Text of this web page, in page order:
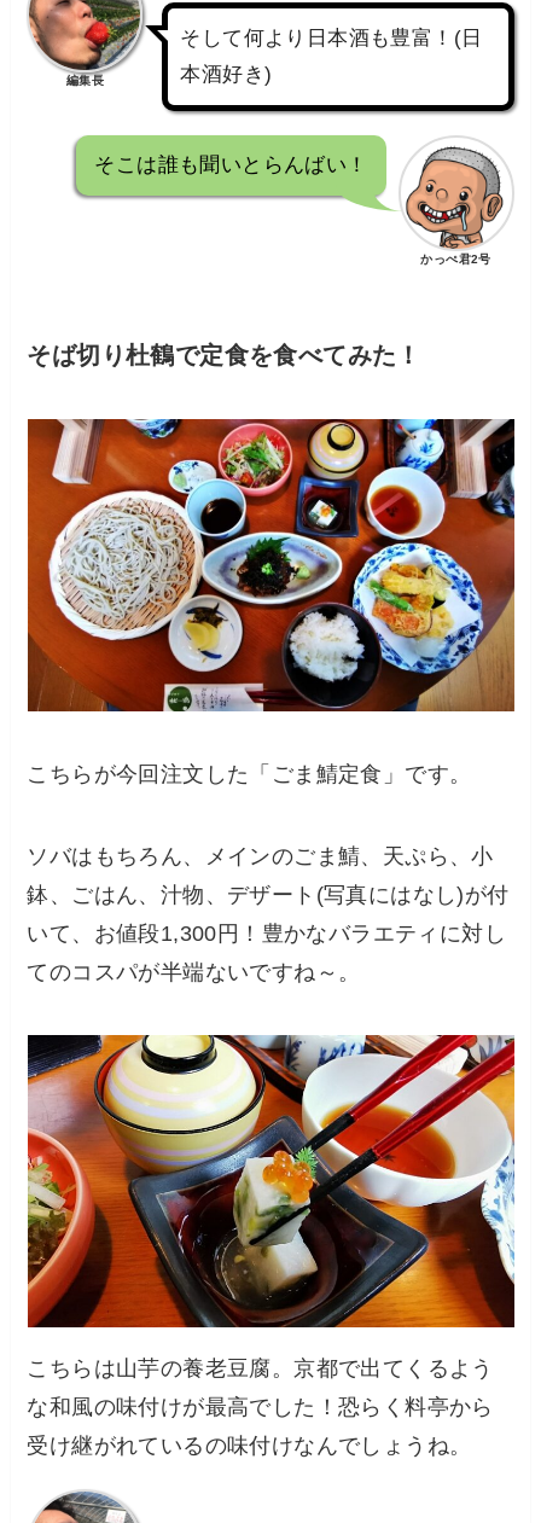
編集長
そして何より日本酒も豊富！(日
本酒好き)
そこは誰も聞いとらんばい！
かっぺ君2号
そば切り杜鶴で定食を食べてみた！
こちらが今回注文した「ごま鯖定食」です。
ソバはもちろん、メインのごま鯖、天ぷら、小
鉢、ごはん、汁物、デザート(写真にはなし)が付
いて、お値段1,300円！豊かなバラエティに対し
てのコスパが半端ないですね～。
こちらは山芋の養老豆腐。京都で出てくるよう
な和風の味付けが最高でした！恐らく料亭から
受け継がれているの味付けなんでしょうね。